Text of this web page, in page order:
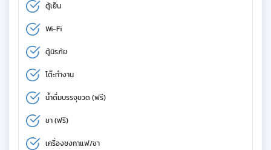
ตู้เย็น
Wi-Fi
ตู้นิรภัย
โต๊ะทำงาน
น้ำดื่มบรรจุขวด (ฟรี)
ชา (ฟรี)
เครื่องชงกาแฟ/ชา